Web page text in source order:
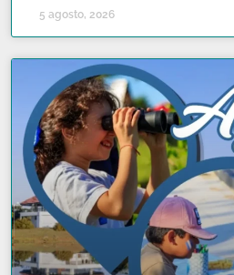
5 agosto, 2026